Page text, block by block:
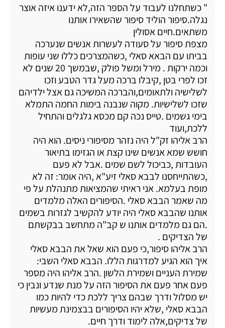
" כשתחלנו לעבוד על הספר הזה,לא ידענו איזה אוצר
נגלה.סיפור הוליד סיפור שהשאירו אותנו
משתאים.חיים אסולין
מצפת סיפור על סעודה לעשרות אנשים שנערכה
בביתו עם הבאא סאלי ,כשהמצרכים כללו שני עופות
וכמה ירקות . מירל ומשל פולק ,שבמשך 20 שנים לא
זכו לפרי בטן ,קיבלו ברכה מעל גדר הטבע וזכו
לשלישיה ולתאומים,והברכה המשיכה גם אצל ילדיהם
שזכו לשלישיות. מקוה שנבנה בימות החמה התמלא
בימי גשמים .טייס נכה קם מכסא גלגלים והתחיל
ללכת,ועוד
הרב אליהו זק"ל היה נזהר מסיפורי ניסים. הוא היה
חושש שמא אנשים שינו קצת או הגזימו בתיאור
העובדות ,כביכול לשם שמים .אבל לא פעם
,כשהתייחסנו לבבא סאלי זיע"א ,היה אומר: זה לא
מופת בעלמא. אני ראיתי שהמציאות מתנהלת על פי
מה שאמר הבבא סאלי .הסיפורים האלה מלמדים
אותנו שהבבא סאלי היה יודע להקשיב לגזרות בשמים
.הם גם מלמדים אותנו ש קב"ה מתחשב בבקשתם
של הצדיקים .
הרב אליהו סיפור,כי פעם הוא שאל את הבבא סאלי
איך הוא הגיע למדרגות הללו. הבבא סאלי השבי:
שמירת העניים ושמירת הלשון .הרב אליהו היה מספר
פעם אחר פעם את הסיפור הזה על מנת שנדע ונבין כי
יש מסלול ודרך שבהם צריך ללכת כדי להיות כמו
הבבא סאלי ,שלא יהיו הסיפורים בבצמינת מעשיות
של צדיקים,אלה לימוד ודרך חיים.